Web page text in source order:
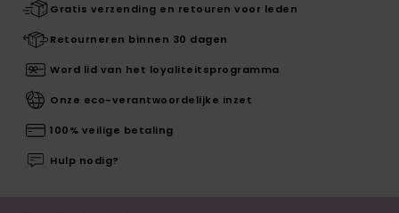
Gratis verzending en retouren voor leden
Retourneren binnen 30 dagen
Word lid van het loyaliteitsprogramma
Onze eco-verantwoordelijke inzet
100% veilige betaling
Hulp nodig?